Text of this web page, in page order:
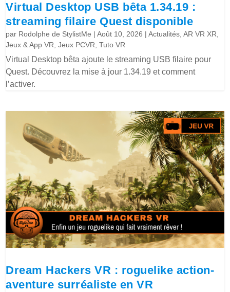
Virtual Desktop USB bêta 1.34.19 :
streaming filaire Quest disponible
par Rodolphe de StylistMe |Août 10, 2026 |Actualités ,AR VR XR
Jeux & App VR ,Jeux PCVR ,Tuto VR
Virtual Desktop bêta ajoute le streaming USB filaire pour
Quest. Découvrez la mise à jour 1.34.19 et comment
l’activer.
Dream Hackers VR : roguelike action-
aventure surréaliste en VR